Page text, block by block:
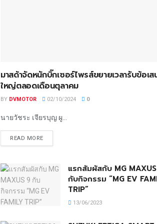
มาสด้าจัดหนักบิ๊กเซอร์ไพรส์ขยายเวลารับข้อเ
ใหญ่ตลอดเดือนตุลาคม
BY DVMOTOR 02/10/2024 0
นายวัชระ เจียรบุญ ผู...
READ MORE
แรกสัมผัสกับ MG
กับกิจกรรม “MG EV
TRIP”
13/06/2023